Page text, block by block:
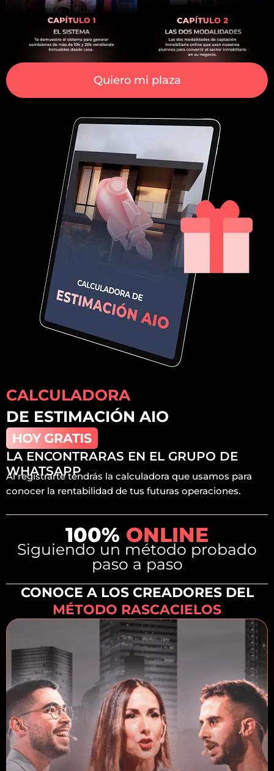
Quiero mi plaza
CALCULADORA
DE ESTIMACIÓN AIO
LA ENCONTRARAS EN EL GRUPO DE
WHATSAPP
Al registrarte tendrás la calculadora que usamos para
conocer la rentabilidad de tus futuras operaciones.
100% ONLINE
Siguiendo un método probado
paso a paso
CONOCE A LOS CREADORES DEL
MÉTODO RASCACIELOS